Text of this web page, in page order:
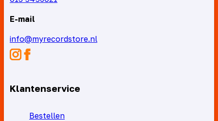
E-mail
info@myrecordstore.nl
Klantenservice
Bestellen